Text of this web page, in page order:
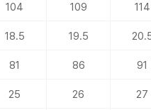
104 109 114
18.5 19.5
81 86 91
25 26 27